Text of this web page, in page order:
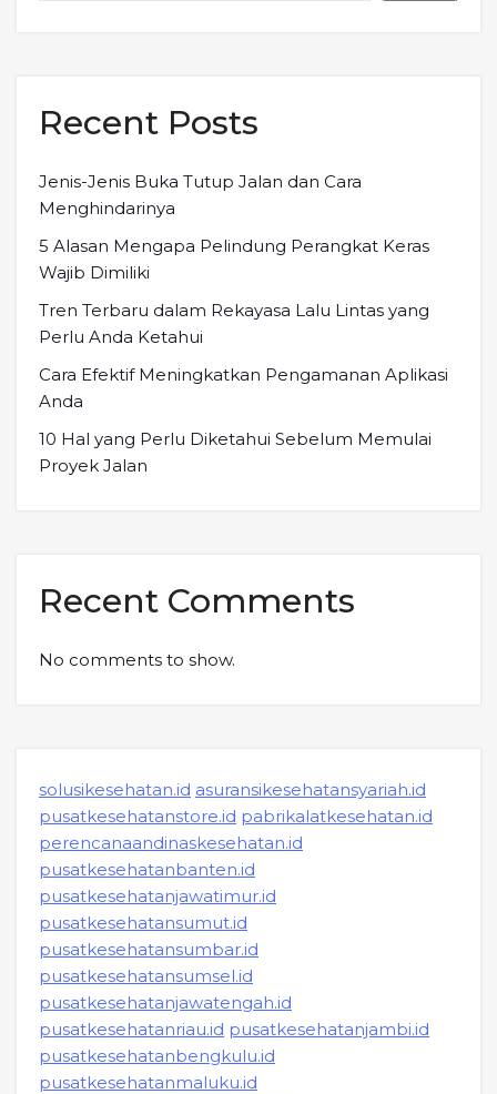
Recent Posts
Jenis-Jenis Buka Tutup Jalan dan Cara
Menghindarinya
5 Alasan Mengapa Pelindung Perangkat Keras
Wajib Dimiliki
Tren Terbaru dalam Rekayasa Lalu Lintas yang
Perlu Anda Ketahui
Cara Efektif Meningkatkan Pengamanan Aplikasi
Anda
10 Hal yang Perlu Diketahui Sebelum Memulai
Proyek Jalan
Recent Comments
No comments to show.
solusikesehatan.id asuransikesehatansyariah.id
pusatkesehatanstore.id pabrikalatkesehatan.id
perencanaandinaskesehatan.id
pusatkesehatanbanten.id
pusatkesehatanjawatimur.id
pusatkesehatansumut.id
pusatkesehatansumbar.id
pusatkesehatansumsel.id
pusatkesehatanjawatengah.id
pusatkesehatanriau.id pusatkesehatanjambi.id
pusatkesehatanbengkulu.id
pusatkesehatanmaluku.id